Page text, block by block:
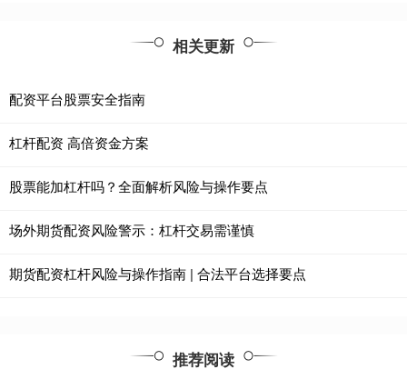
相关更新
配资平台股票安全指南
杠杆配资 高倍资金方案
股票能加杠杆吗？全面解析风险与操作要点
场外期货配资风险警示：杠杆交易需谨慎
期货配资杠杆风险与操作指南 | 合法平台选择要点
推荐阅读